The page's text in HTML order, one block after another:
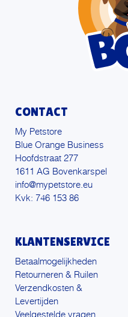
CONTACT
My Petstore
Blue Orange Business
Hoofdstraat 277
1611 AG Bovenkarspel
info@mypetstore.eu
Kvk: 746 153 86
KLANTENSERVICE
Betaalmogelijkheden
Retourneren & Ruilen
Verzendkosten &
Levertijden
Veelgestelde vragen